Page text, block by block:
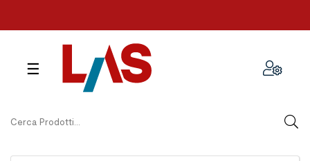
navigazione
☰